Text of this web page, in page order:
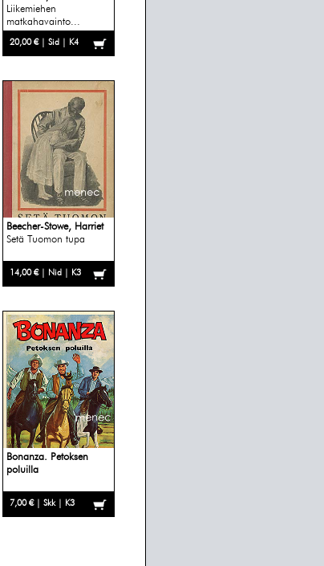
Liikemiehen
matkahavainto...
20,00 € | Sid | K4
Beecher-Stowe, Harriet
Setä Tuomon tupa
14,00 € | Nid | K3
Bonanza. Petoksen
poluilla
7,00 € | Skk | K3